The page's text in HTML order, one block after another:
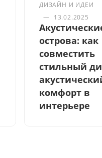
ДИЗАЙН И ИДЕИ
— 13.02.2025
острова: как
совместить
стильный
комфорт в
интерьере